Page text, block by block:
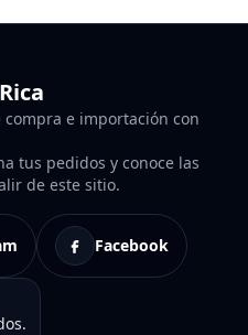
e importación con
tus pedidos y conoce las
de este sitio.
Facebook